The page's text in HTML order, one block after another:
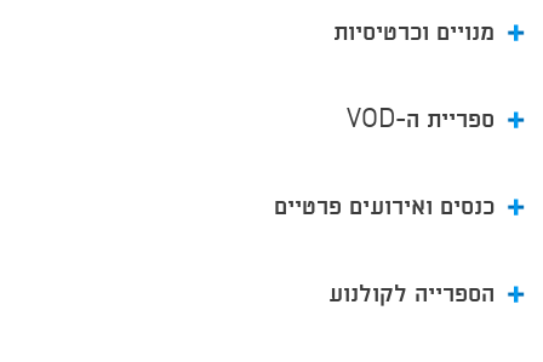
מנויים וכרטיסיות
ספריית ה-VOD
כנסים ואירועים פרטיים
הספרייה לקולנוע